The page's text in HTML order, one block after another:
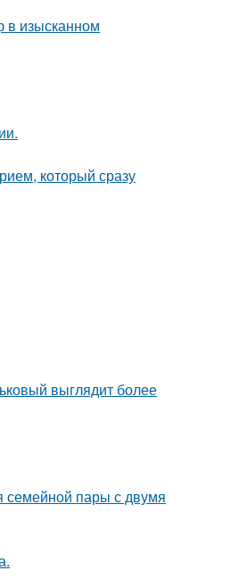
в изысканном
который сразу
выглядит более
семейной пары с двумя